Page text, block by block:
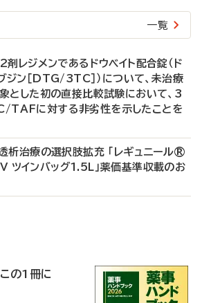
一覧
剤レジメンであるドウベイト配合錠（ド
ジン［DTG/3TC］）について、未治療
とした初の直接比較試験において、3
TAFに対する非劣性を示したことを
治療の選択肢拡充 「レギュニール®
インバッグ1.5L」薬価基準収載のお
の1冊に